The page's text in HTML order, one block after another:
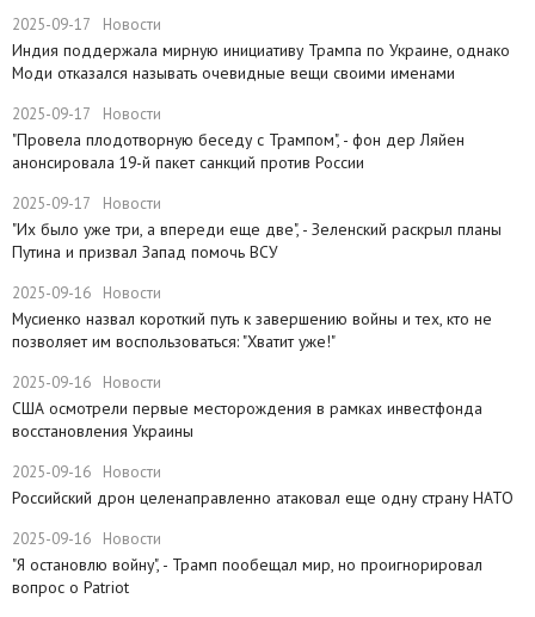
2025-09-17 Новости
​Индия поддержала мирную инициативу Трампа по Украине, однако
Моди отказался называть очевидные вещи своими именами
2025-09-17 Новости
​"Провела плодотворную беседу с Трампом", - фон дер Ляйен
анонсировала 19-й пакет санкций против России
2025-09-17 Новости
​"Их было уже три, а впереди еще две", - Зеленский раскрыл планы
Путина и призвал Запад помочь ВСУ
2025-09-16 Новости
Мусиенко назвал короткий путь к завершению войны и тех, кто не
позволяет им воспользоваться: "Хватит уже!"
2025-09-16 Новости
США осмотрели первые месторождения в рамках инвестфонда
восстановления Украины
2025-09-16 Новости
Российский дрон целенаправленно атаковал еще одну страну НАТО
2025-09-16 Новости
​"Я остановлю войну", - Трамп пообещал мир, но проигнорировал
вопрос о Patriot